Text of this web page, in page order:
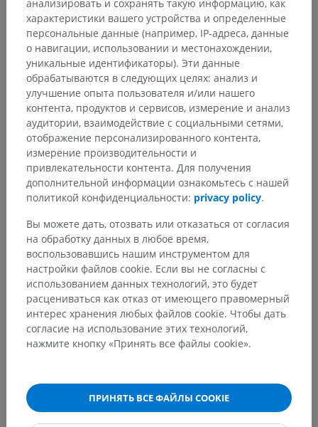
Анатомическая иерархия
Анатомия человека 2
Человеческое тело> Systemata integrantia
Нервная система >
Центральная нервная система> Спинной мозг
Substantia alba medullae spinalis>
Задний канатик> Задний собственный пучок
Основные структуры:Нет анатомических терминов,
относящихся к этой части тела
Анатомия человека 1
анализировать и сохранять такую информацию, как
характеристики вашего устройства и определенные
персональные данные (например, IP-адреса, данные
о навигации, использовании и местонахождении,
уникальные идентификаторы). Эти данные
обрабатываются в следующих целях: анализ и
улучшение опыта пользователя и/или нашего
контента, продуктов и сервисов, измерение и анализ
аудитории, взаимодействие с социальными сетями,
отображение персонализированного контента,
измерение производительности и
привлекательности контента. Для получения
дополнительной информации ознакомьтесь с нашей
политикой конфиденциальности: privacy policy.
Вы можете дать, отозвать или отказаться от согласия
на обработку данных в любое время,
воспользовавшись нашим инструментом для
настройки файлов cookie. Если вы не согласны с
использованием данных технологий, это будет
расцениваться как отказ от имеющего правомерный
интерес хранения любых файлов cookie. Чтобы дать
согласие на использование этих технологий,
нажмите кнопку «Принять все файлы cookie».
ПРИНЯТЬ ВСЕ ФАЙЛЫ COOKIE